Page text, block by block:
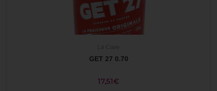
GET 27 0.70
17,51€